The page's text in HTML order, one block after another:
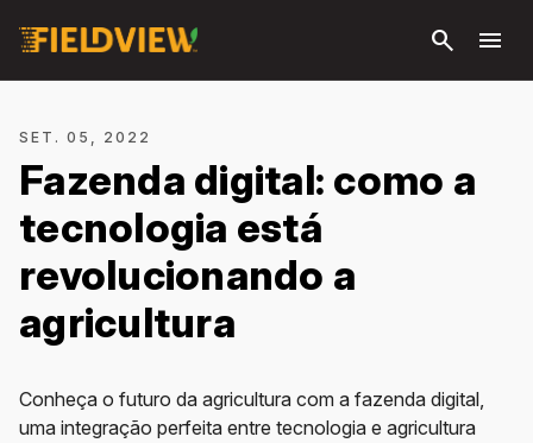
principal
search menu
SET. 05, 2022
Fazenda digital: como a
tecnologia está
revolucionando a
agricultura
Conheça o futuro da agricultura com a fazenda digital,
uma integração perfeita entre tecnologia e agricultura